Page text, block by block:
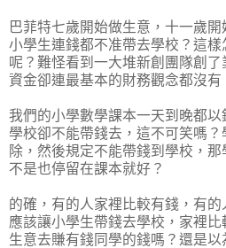
巴菲特七歲開始做生意，十一歲
小學生連錢都不准帶去學校？這
呢？難怪看到一大堆新創團隊創
資金卻連最基本的財務觀念都沒有
我們的小學數學課本一天到晚都
學校卻不能帶錢去，這不可笑嗎
除，然後規定不能帶錢到學校，
不是也停留在課本就好？
的確，有的人家裡比較有錢，有
應該讓小學生帶錢去學校，家裡
生意去賺有錢同學的錢嗎？還是